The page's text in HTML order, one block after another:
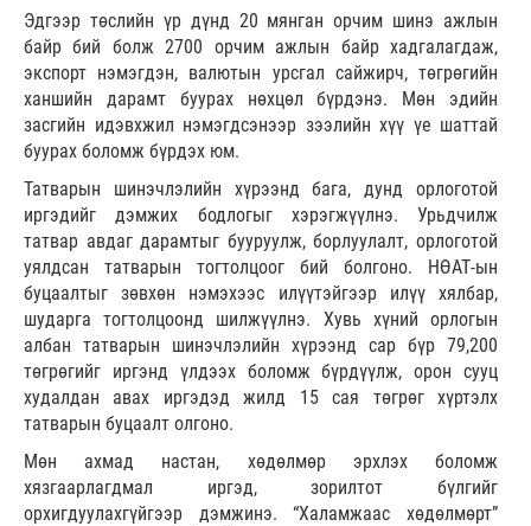
Эдгээр төслийн үр дүнд 20 мянган орчим шинэ ажлын
байр бий болж 2700 орчим ажлын байр хадгалагдаж,
экспорт нэмэгдэн, валютын урсгал сайжирч, төгрөгийн
ханшийн дарамт буурах нөхцөл бүрдэнэ. Мөн эдийн
засгийн идэвхжил нэмэгдсэнээр зээлийн хүү үе шаттай
буурах боломж бүрдэх юм.
Татварын шинэчлэлийн хүрээнд бага, дунд орлоготой
иргэдийг дэмжих бодлогыг хэрэгжүүлнэ. Урьдчилж
татвар авдаг дарамтыг бууруулж, борлуулалт, орлоготой
уялдсан татварын тогтолцоог бий болгоно. НӨАТ-ын
буцаалтыг зөвхөн нэмэхээс илүүтэйгээр илүү хялбар,
шударга тогтолцоонд шилжүүлнэ. Хувь хүний орлогын
албан татварын шинэчлэлийн хүрээнд сар бүр 79,200
төгрөгийг иргэнд үлдээх боломж бүрдүүлж, орон сууц
худалдан авах иргэдэд жилд 15 сая төгрөг хүртэлх
татварын буцаалт олгоно.
Мөн ахмад настан, хөдөлмөр эрхлэх боломж
хязгаарлагдмал иргэд, зорилтот бүлгийг
орхигдуулахгүйгээр дэмжинэ. “Халамжаас хөдөлмөрт”